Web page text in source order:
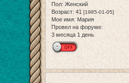
Пол: Женский
Возраст: 41 [1985-01-05]
Мое имя: Мария
Провел на форуме:
3 месяца 1 день